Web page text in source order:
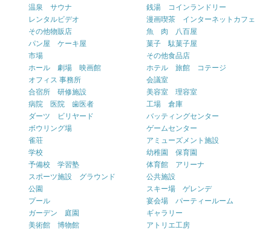
温泉 サウナ
銭湯 コインランドリー
レンタルビデオ
漫画喫茶 インターネットカフェ
その他物販店
魚 肉 八百屋
パン屋 ケーキ屋
菓子 駄菓子屋
市場
その他食品店
ホール 劇場 映画館
ホテル 旅館 コテージ
オフィス 事務所
会議室
合宿所 研修施設
美容室 理容室
病院 医院 歯医者
工場 倉庫
ダーツ ビリヤード
バッティングセンター
ボウリング場
ゲームセンター
雀荘
アミューズメント施設
学校
幼稚園 保育園
予備校 学習塾
体育館 アリーナ
スポーツ施設 グラウンド
公共施設
公園
スキー場 ゲレンデ
プール
宴会場 パーティールーム
ガーデン 庭園
ギャラリー
美術館 博物館
アトリエ工房